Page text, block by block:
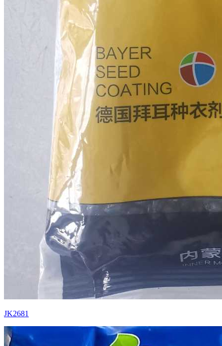
JK2681